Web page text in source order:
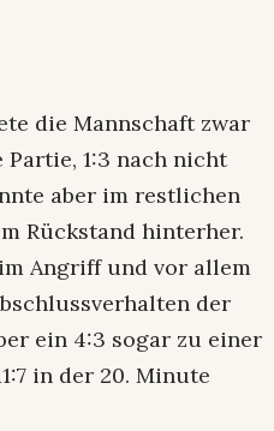
die Mannschaft zwar
1:3 nach nicht
aber im restlichen
Rückstand hinterher.
Angriff und vor allem
der
ein 4:3 sogar zu einer
in der 20. Minute